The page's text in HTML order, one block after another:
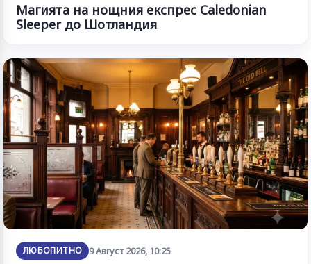
Магията на нощния експрес Caledonian
Sleeper до Шотландия
ЛЮБОПИТНО 9 Август 2026, 10:25